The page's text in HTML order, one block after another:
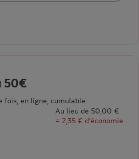
50€
fois, en ligne, cumulable
Au lieu de 50,00 €
= 2,35 € d’économie
pour E-carte cadeau 50€